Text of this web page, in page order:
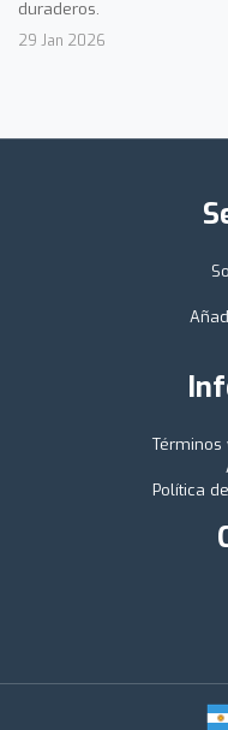
duraderos.
29 Jan 2026
Términos
Política